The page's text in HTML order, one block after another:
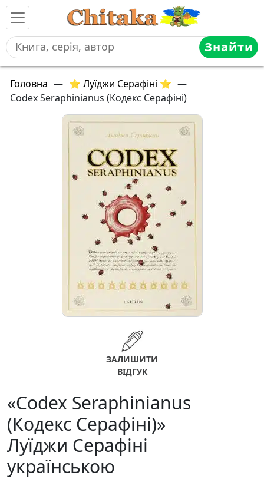
Знайти
Головна — ⭐ Луїджи Серафіні ⭐ —
Codex Seraphinianus (Кодекс Серафіні)
ЗАЛИШИТИ
ВІДГУК
«Codex Seraphinianus
(Кодекс Серафіні)»
Луїджи Серафіні
українською